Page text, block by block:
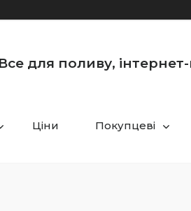
для поливу,
Ціни Покупцеві